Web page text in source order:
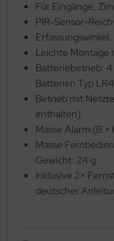
Für Eingänge,
PIR-Sensor-
Leichte Montage
Batteriebetrieb:
Batterien Typ
Betrieb mit
enthalten)
Masse Alarm (B ×
Masse
Gewicht: 24 g
Inklusive 2×
deutscher